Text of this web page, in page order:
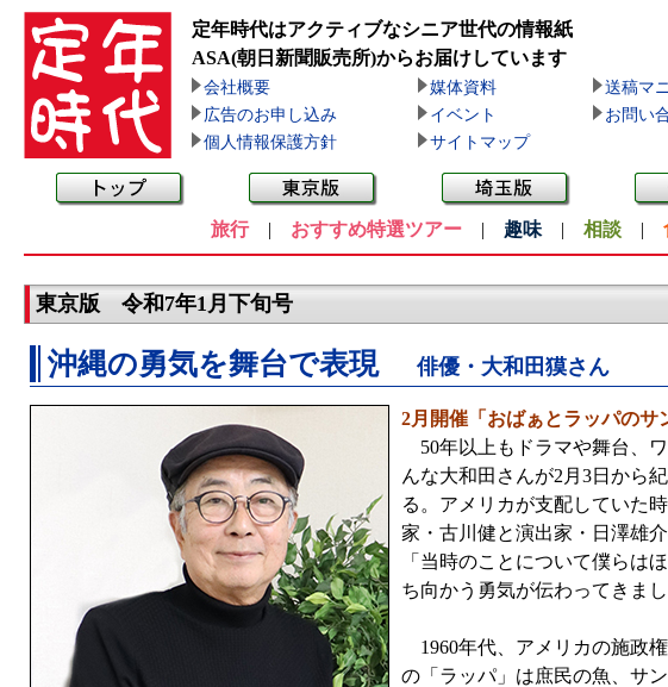
定年時代はアクティブなシニア世代の情報紙
ASA(朝日新聞販売所)からお届けしています
会社概要 媒体資料
送稿マ
広告のお申し込み
イベント
お問い
個人情報保護方針
サイトマップ
旅行| おすすめ特選ツアー | 趣味 | 相談 |
東京版 令和7年1月下旬号
沖縄の勇気を舞台で表現 俳優・大和田獏さん
2月開催「おばぁとラッパのサ
50年以上もドラマや舞台、
んな大和田さんが2月3日から
る。アメリカが支配していた
家・古川健と演出家・日澤雄
「当時のことについて僕らは
ち向かう勇気が伝わってきまし
1960年代、アメリカの施政
の「ラッパ」は庶民の魚、サ